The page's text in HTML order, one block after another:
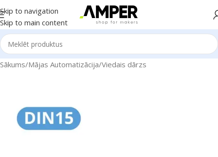
Skip to navigation
Skip to main content
Sākums/Mājas Automatizācija/Viedais dārzs